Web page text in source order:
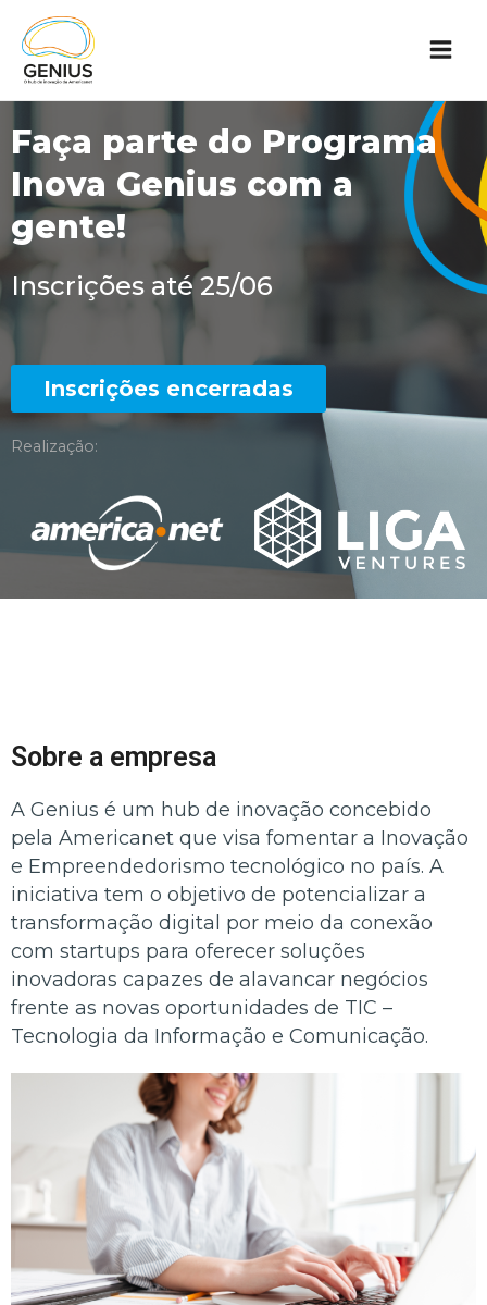
Faça parte do Programa
Inova Genius com a
gente!
Inscrições até 25/06
Inscrições encerradas
Realização:
Sobre a empresa
A Genius é um hub de inovação concebido
pela Americanet que visa fomentar a Inovação
e Empreendedorismo tecnológico no país. A
iniciativa tem o objetivo de potencializar a
transformação digital por meio da conexão
com startups para oferecer soluções
inovadoras capazes de alavancar negócios
frente as novas oportunidades de TIC –
Tecnologia da Informação e Comunicação.